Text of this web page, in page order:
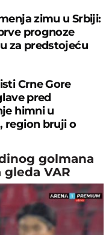
zimu u Srbiji:
prognoze
za predstojeću
Crne Gore
pred
himni u
region bruji o
golmana
VAR